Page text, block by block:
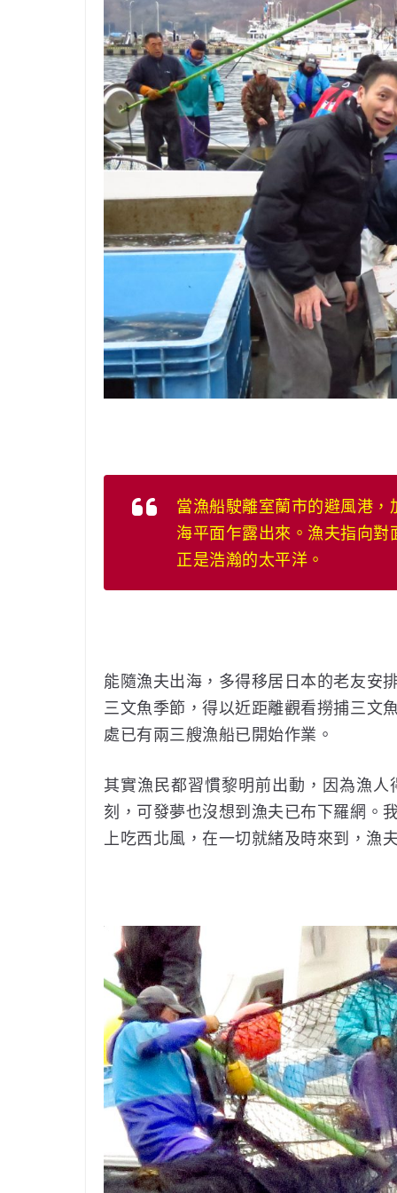
當漁船駛離室蘭市的避風港
海平面乍露出來。漁夫指向
正是浩瀚的太平洋。
能隨漁夫出海，多得移居日本的老友安
三文魚季節，得以近距離觀看撈捕三文
處已有兩三艘漁船已開始作業。
其實漁民都習慣黎明前出動，因為漁
刻，可發夢也沒想到漁夫已布下羅網。
上吃西北風，在一切就緒及時來到，漁